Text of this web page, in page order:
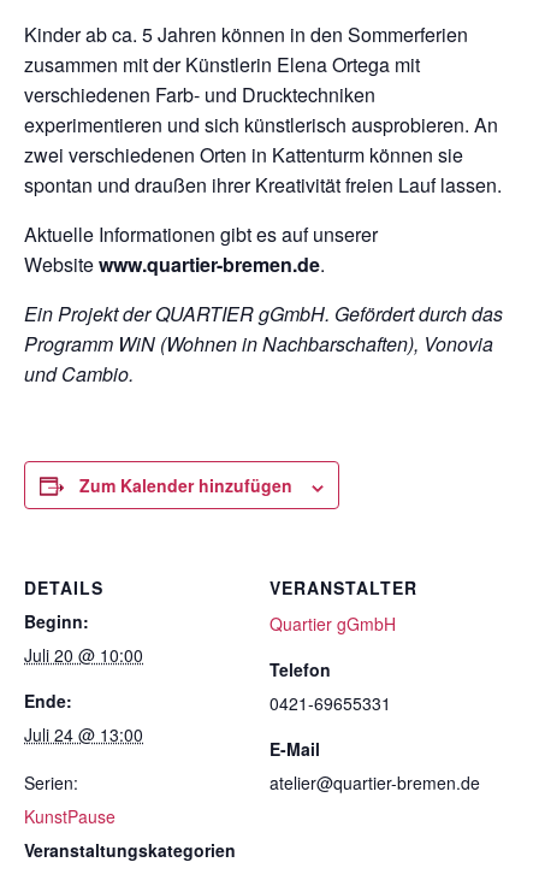
Kinder ab ca. 5 Jahren können in den Sommerferien
zusammen mit der Künstlerin Elena Ortega mit
verschiedenen Farb- und Drucktechniken
experimentieren und sich künstlerisch ausprobieren. An
zwei verschiedenen Orten in Kattenturm können sie
spontan und draußen ihrer Kreativität freien Lauf lassen.
Aktuelle Informationen gibt es auf unserer
Websitewww.quartier-bremen.de.
Ein Projekt der QUARTIER gGmbH. Gefördert durch das
Programm WiN (Wohnen in Nachbarschaften), Vonovia
und Cambio.
Zum Kalender hinzufügen
DETAILS
Beginn:
Juli 20 @ 10:00
Ende:
Juli 24 @ 13:00
Serien:
KunstPause
Veranstaltungskategorien
VERANSTALTER
Quartier gGmbH
Telefon
0421-69655331
E-Mail
atelier@quartier-bremen.de